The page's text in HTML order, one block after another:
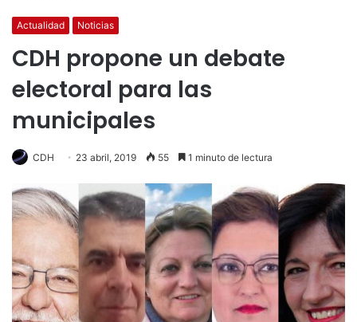
Actualidad Noticias
CDH propone un debate
electoral para las
municipales
CDH 23 abril, 2019 55 1 minuto de lectura